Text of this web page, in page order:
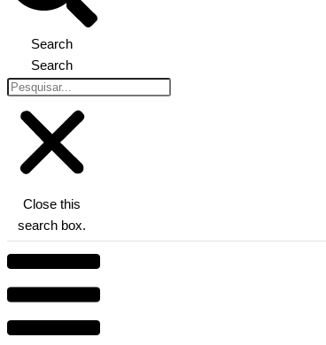
Search
Search
Close this
search box.